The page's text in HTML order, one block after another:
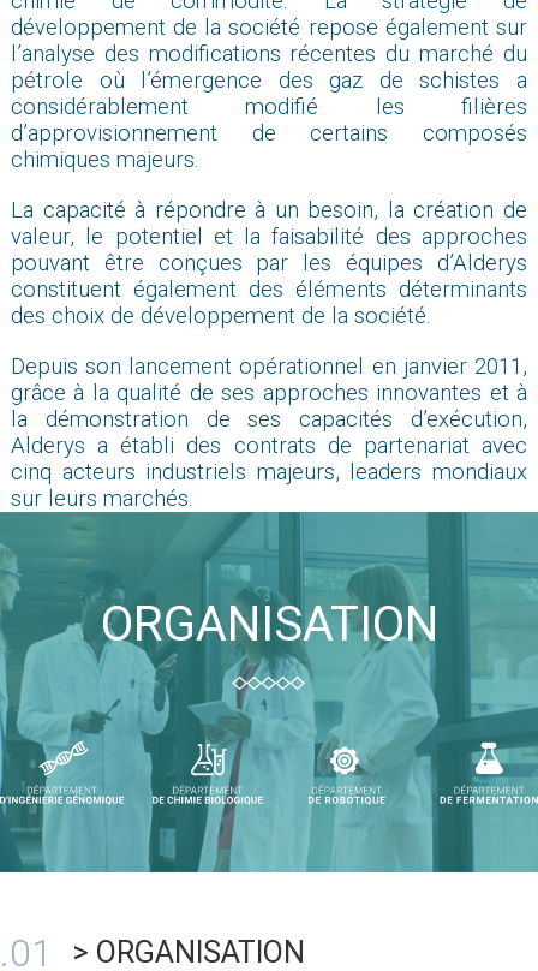
développement de la société repose également sur
l’analyse des modifications récentes du marché du
pétrole où l’émergence des gaz de schistes a
considérablement modifié les filières
d’approvisionnement de certains composés
chimiques majeurs.
La capacité à répondre à un besoin, la création de
valeur, le potentiel et la faisabilité des approches
pouvant être conçues par les équipes d’Alderys
constituent également des éléments déterminants
des choix de développement de la société.
Depuis son lancement opérationnel en janvier 2011,
grâce à la qualité de ses approches innovantes et à
la démonstration de ses capacités d’exécution,
Alderys a établi des contrats de partenariat avec
cinq acteurs industriels majeurs, leaders mondiaux
sur leurs marchés.
ORGANISATION
> ORGANISATION